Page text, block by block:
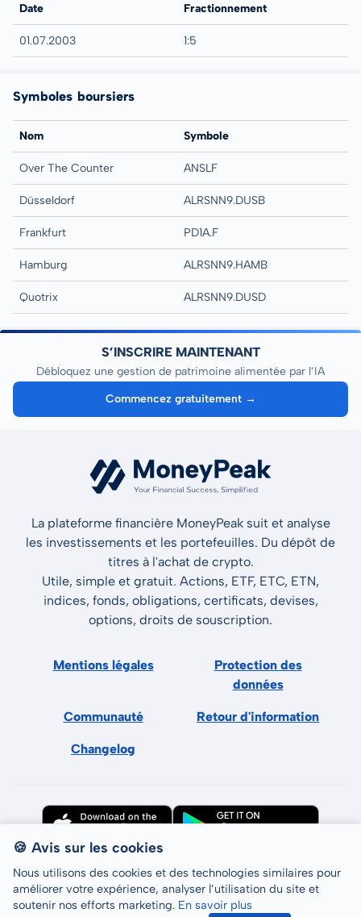
Date Fractionnement
01.07.2003 1:5
Symboles boursiers
Nom Symbole
Over The Counter ANSLF
Düsseldorf ALRSNN9.DUSB
Frankfurt PD1A.F
Hamburg ALRSNN9.HAMB
Quotrix ALRSNN9.DUSD
S’INSCRIRE MAINTENANT
Débloquez une gestion de patrimoine alimentée par l’IA
Commencez gratuitement →
La plateforme financière MoneyPeak suit et analyse
les investissements et les portefeuilles. Du dépôt de
titres à l'achat de crypto.
Utile, simple et gratuit. Actions, ETF, ETC, ETN,
indices, fonds, obligations, certificats, devises,
options, droits de souscription.
Mentions légales
Protection des
données
Communauté Retour d'information
Changelog
🍪 Avis sur les cookies
Nous utilisons des cookies et des technologies similaires pour
améliorer votre expérience, analyser l’utilisation du site et
soutenir nos efforts marketing. En savoir plus